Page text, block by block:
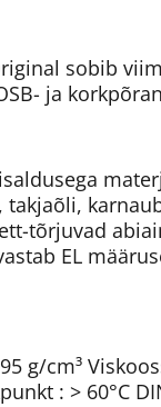
sobib
ja
tõrjuvad
EL
g/cm³
: > 60°C